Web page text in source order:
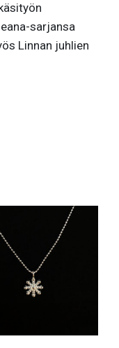
sarjansa
Linnan juhlien